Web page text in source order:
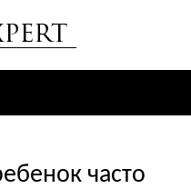
часто